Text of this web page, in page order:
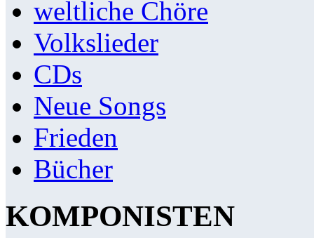
weltliche Chöre
Volkslieder
CDs
Neue Songs
Frieden
Bücher
KOMPONISTEN